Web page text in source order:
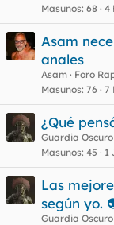
Masunos 68 4
Asam
anales
Asam
Foro
Masunos 76 7
¿Qué
Guardia Oscuro
Masunos 45 1
Las
según yo.
Guardia Oscuro